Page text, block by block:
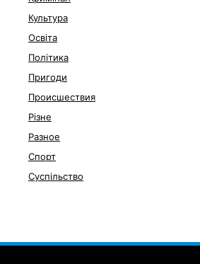
Культура
Освіта
Політика
Пригоди
Происшествия
Різне
Разное
Спорт
Суспільство